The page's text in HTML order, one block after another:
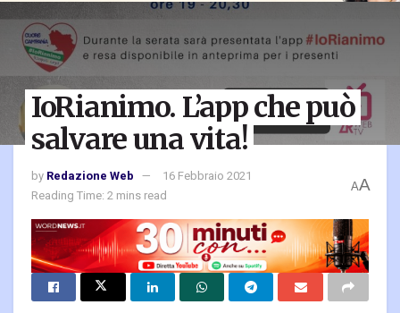
IoRianimo. L’app che può
salvare una vita!
by Redazione Web
16 Febbraio 2021
Reading Time: 2 mins read
AA